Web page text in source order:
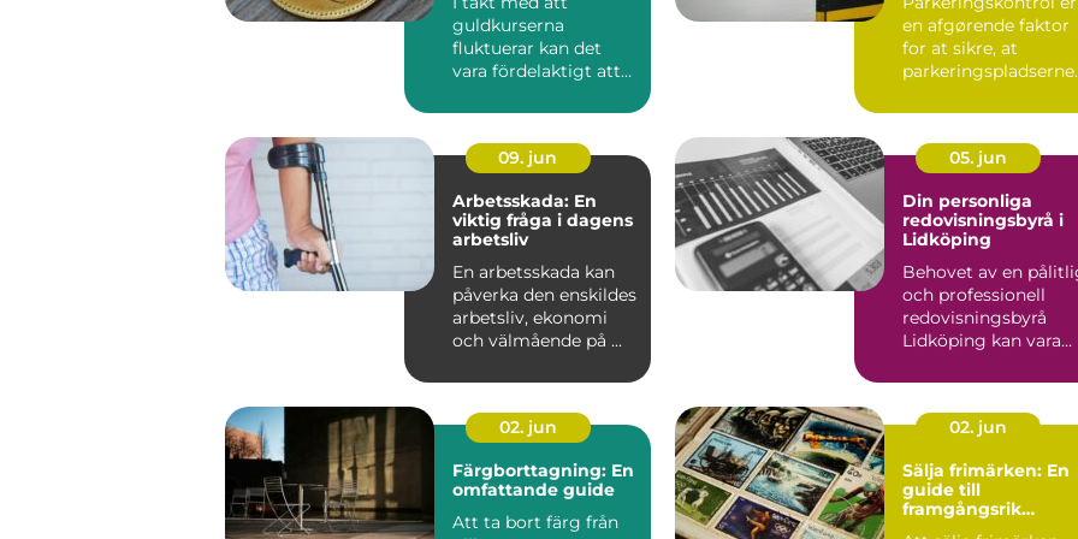
guldkurserna
fluktuerar kan det
vara fördelaktigt att
framf&oum...
en afgørende faktor
for at sikre, at
parkeringspladserne
09. jun
Arbetsskada: En
viktig fråga i dagens
arbetsliv
En arbetsskada kan
påverka den enskildes
arbetsliv, ekonomi
och välmående på ...
05. jun
Din personliga
redovisningsbyrå i
Lidköping
Behovet av en
och professionell
redovisningsbyrå
Lidköping kan vara
02. jun
Färgborttagning: En
omfattande guide
Att ta bort färg från
02. jun
Sälja frimärken: En
guide till
framgångsrik